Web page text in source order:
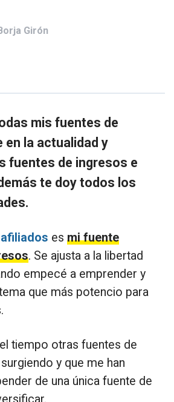
Girón
mis fuentes de
en la actualidad y
fuentes de ingresos e
te doy todos los
es mi fuente
. Se ajusta a la libertad
empecé a emprender y
que más potencio para
tiempo otras fuentes de
y que me han
de una única fuente de